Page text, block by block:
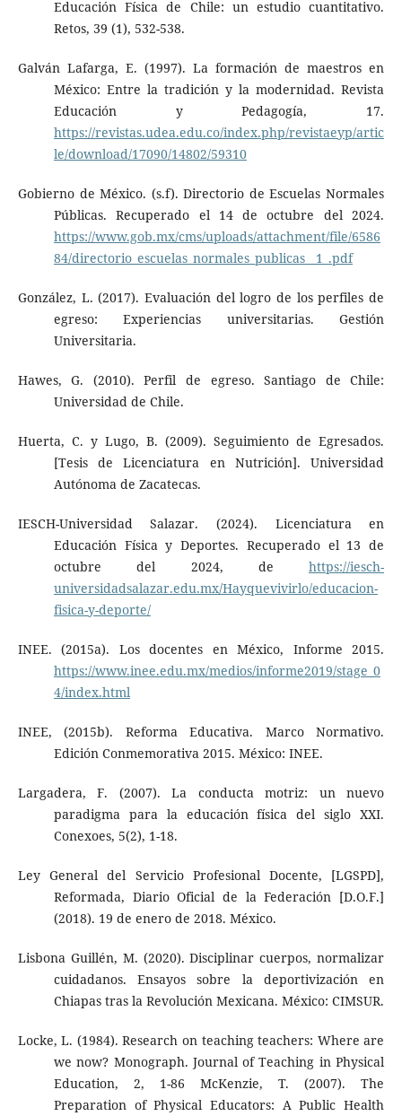
Educación Física de Chile: un estudio cuantitativo.
Retos, 39 (1), 532-538.
Galván Lafarga, E. (1997). La formación de maestros en
México: Entre la tradición y la modernidad. Revista
Educación y Pedagogía, 17.
https://revistas.udea.edu.co/index.php/revistaeyp/artic
le/download/17090/14802/59310
Gobierno de México. (s.f). Directorio de Escuelas Normales
Públicas. Recuperado el 14 de octubre del 2024.
https://www.gob.mx/cms/uploads/attachment/file/6586
84/directorio_escuelas_normales_publicas__1_.pdf
González, L. (2017). Evaluación del logro de los perfiles de
egreso: Experiencias universitarias. Gestión
Universitaria.
Hawes, G. (2010). Perfil de egreso. Santiago de Chile:
Universidad de Chile.
Huerta, C. y Lugo, B. (2009). Seguimiento de Egresados.
[Tesis de Licenciatura en Nutrición]. Universidad
Autónoma de Zacatecas.
IESCH-Universidad Salazar. (2024). Licenciatura en
Educación Física y Deportes. Recuperado el 13 de
octubre del 2024, dehttps://iesch-
universidadsalazar.edu.mx/Hayquevivirlo/educacion-
fisica-y-deporte/
INEE. (2015a). Los docentes en México, Informe 2015.
https://www.inee.edu.mx/medios/informe2019/stage_0
4/index.html
INEE, (2015b). Reforma Educativa. Marco Normativo.
Edición Conmemorativa 2015. México: INEE.
Largadera, F. (2007). La conducta motriz: un nuevo
paradigma para la educación física del siglo XXI.
Conexoes, 5(2), 1-18.
Ley General del Servicio Profesional Docente, [LGSPD],
Reformada, Diario Oficial de la Federación [D.O.F.]
(2018). 19 de enero de 2018. México.
Lisbona Guillén, M. (2020). Disciplinar cuerpos, normalizar
cuidadanos. Ensayos sobre la deportivización en
Chiapas tras la Revolución Mexicana. México: CIMSUR.
Locke, L. (1984). Research on teaching teachers: Where are
we now? Monograph. Journal of Teaching in Physical
Education, 2, 1-86 McKenzie, T. (2007). The
Preparation of Physical Educators: A Public Health